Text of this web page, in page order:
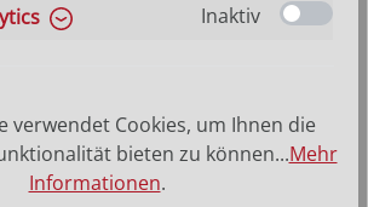
Gib den gewünschten
(DE) AB 150,-*
Inaktiv
verwendet Cookies, um Ihnen die
bieten zu können...Mehr
Informationen.